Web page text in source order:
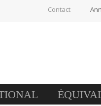
Contact